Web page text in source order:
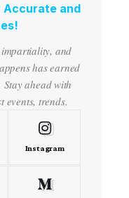
Accurate and
and
has earned
ahead with
events, trends.
Instagram